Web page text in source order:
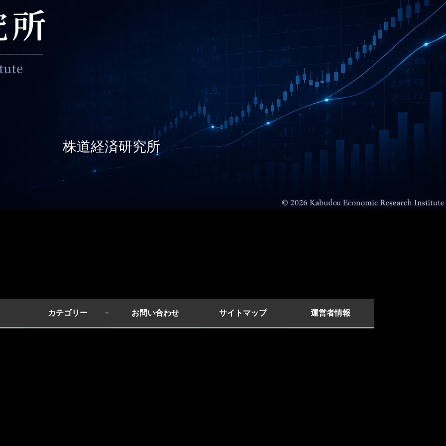
株道経済研究所
カテゴリー お問い合わせ サイトマップ 運営者情報